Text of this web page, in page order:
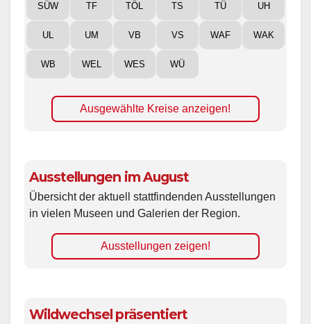
SÜW TF TÖL TS TÜ UH
UL UM VB VS WAF WAK
WB WEL WES WÜ
Ausgewählte Kreise anzeigen!
Ausstellungen im August
Übersicht der aktuell stattfindenden Ausstellungen
in vielen Museen und Galerien der Region.
Ausstellungen zeigen!
Wildwechsel präsentiert